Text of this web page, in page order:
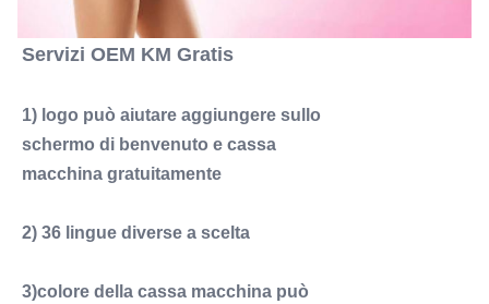
Servizi OEM KM Gratis
1) logo può aiutare aggiungere sullo
schermo di benvenuto e cassa
macchina gratuitamente
2) 36 lingue diverse a scelta
3)colore della cassa macchina può